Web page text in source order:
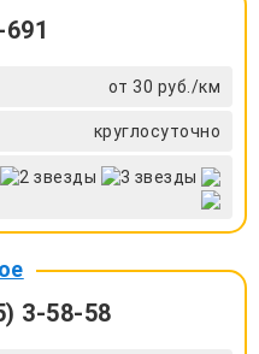
от 30 руб./км
круглосуточно
3-58-58